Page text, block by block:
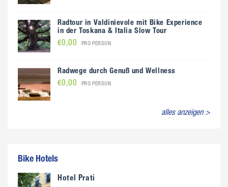
Radtour in Valdinievole mit Bike Experience
in der Toskana & Italia Slow Tour
€0,00 PRO PERSON
Radwege durch Genuß und Wellness
€0,00 PRO PERSON
alles anzeigen >
Bike Hotels
Hotel Prati